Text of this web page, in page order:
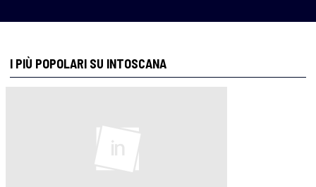
I PIÙ POPOLARI SU INTOSCANA